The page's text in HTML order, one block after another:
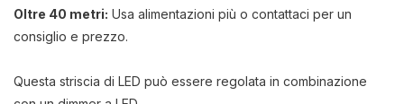
Oltre 40 metri: Usa alimentazioni più o contattaci per un
consiglio e prezzo.
Questa striscia di LED può essere regolata in combinazione